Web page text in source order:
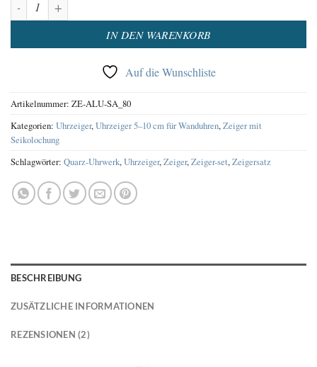
IN DEN WARENKORB
Auf die Wunschliste
Artikelnummer: ZE-ALU-SA_80
Kategorien: Uhrzeiger,Uhrzeiger 5–10 cm für Wanduhren,Zeiger mit
Seikolochung
Schlagwörter: Quarz-Uhrwerk,Uhrzeiger,Zeiger,Zeiger-set,Zeigersatz
BESCHREIBUNG
ZUSÄTZLICHE INFORMATIONEN
REZENSIONEN (2)